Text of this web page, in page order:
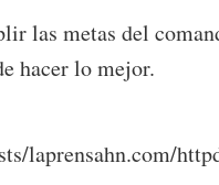
las metas del
hacer lo mejor.